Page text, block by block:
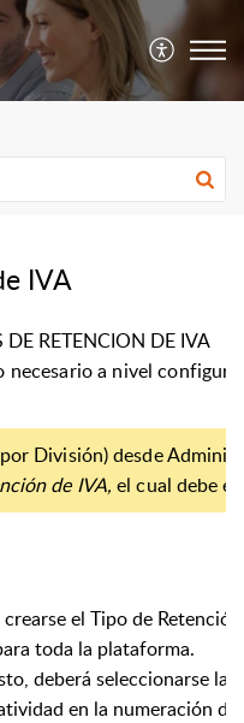
IVA
RETENCION DE IVA
a nivel
División) desde
de IVA,el cual debe
el Tipo de
toda la plataforma.
deberá seleccionarse la
en la numeración